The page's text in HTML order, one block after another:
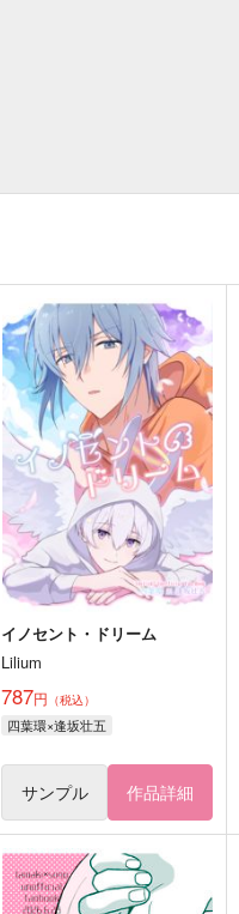
イノセント・ドリーム
Lilium
787円 （税込）
四葉環×逢坂壮五
サンプル 作品詳細